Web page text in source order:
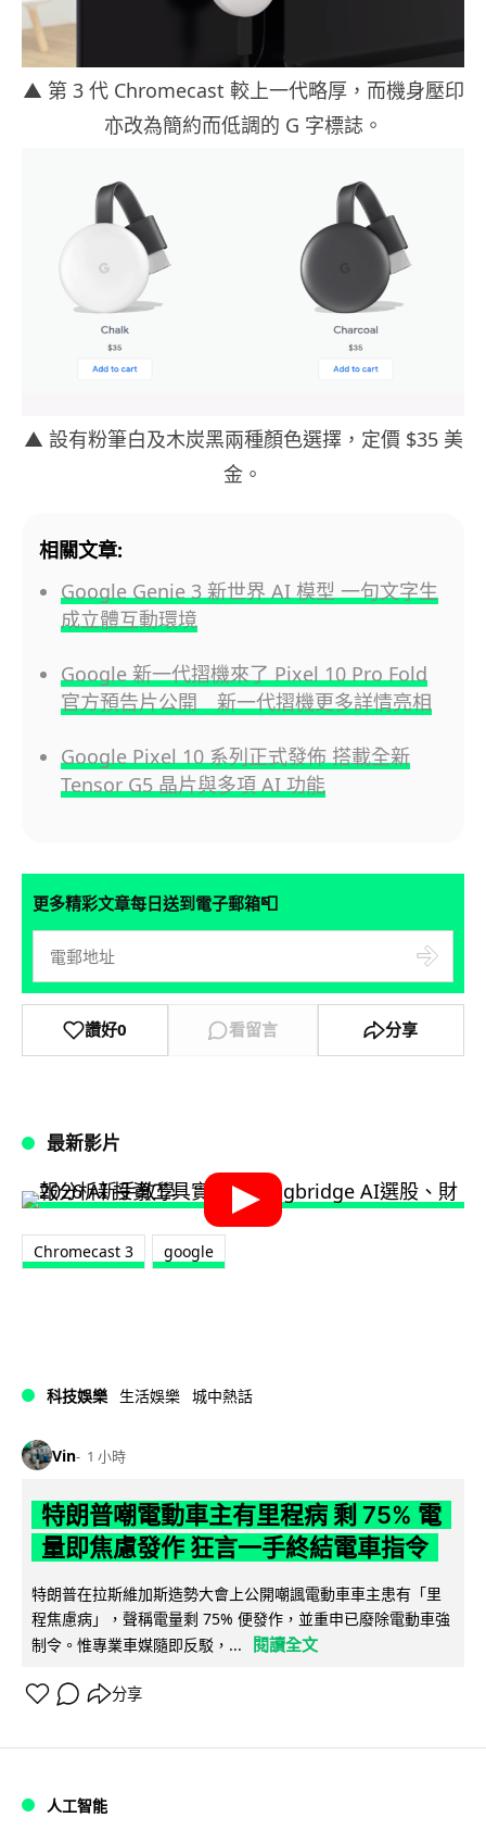
▲ 第 3 代 Chromecast 較上一代略厚，而機身壓印
亦改為簡約而低調的 G 字標誌。
▲ 設有粉筆白及木炭黑兩種顏色選擇，定價 $35 美
金。
相關文章:
Google Genie 3 新世界 AI 模型 一句文字生
成立體互動環境
Google 新一代摺機來了 Pixel 10 Pro Fold
官方預告片公開 新一代摺機更多詳情亮相
Google Pixel 10 系列正式發佈 搭載全新
Tensor G5 晶片與多項 AI 功能
更多精彩文章每日送到電子郵箱📮
讚好0 看留言 分享
最新影片
Chromecast 3 google
科技娛樂 生活娛樂 城中熱話
Vin 1 小時
特朗普嘲電動車主有里程病 剩 75% 電
量即焦慮發作 狂言一手終結電車指令
特朗普在拉斯維加斯造勢大會上公開嘲諷電動車車主患有「里
程焦慮病」，聲稱電量剩 75% 便發作，並重申已廢除電動車強
制令。惟專業車媒隨即反駁，...
閱讀全文
分享
人工智能